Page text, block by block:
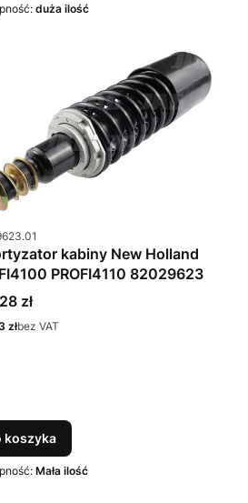
duża ilość
kabiny New Holland
PROFI4110 82029623
zł
złbez VAT
koszyka
Mała ilość